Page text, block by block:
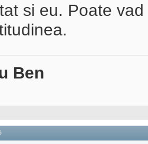
si eu. Poate
Ben